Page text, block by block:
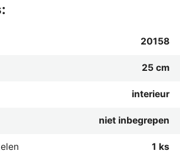
20158
25 cm
interieur
niet inbegrepen
1 ks